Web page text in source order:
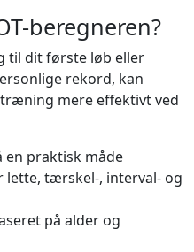
beregneren?
til dit første løb eller
rekord, kan
mere effektivt ved
en praktisk måde
lette, tærskel-, interval- og
på alder og